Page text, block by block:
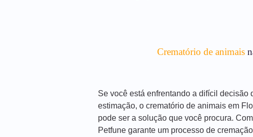
Crematório de animais
Se você está enfrentando a difícil decisão
estimação, o crematório de animais em
pode ser a solução que você procura.
Petfune garante um processo de